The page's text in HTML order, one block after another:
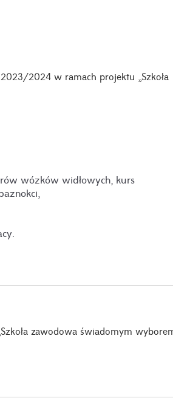
2024 w ramach projektu „Szkoła
wózków widłowych, kurs
zawodowa świadomym